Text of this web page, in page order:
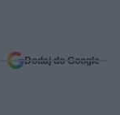
Dodaj do Google